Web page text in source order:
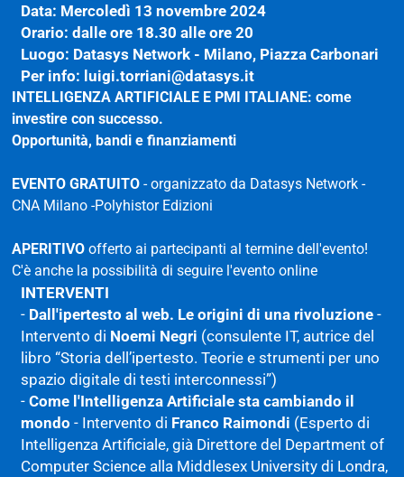
Data: Mercoledì 13 novembre 2024
Orario: dalle ore 18.30 alle ore 20
Luogo: Datasys Network - Milano, Piazza Carbonari
Per info: luigi.torriani@datasys.it
INTELLIGENZA ARTIFICIALE E PMI ITALIANE: come
investire con successo.
Opportunità, bandi e finanziamenti
EVENTO GRATUITO - organizzato da Datasys Network -
CNA Milano -Polyhistor Edizioni
APERITIVO offerto ai partecipanti al termine dell'evento!
C'è anche la possibilità di seguire l'evento online
INTERVENTI
- Dall'ipertesto al web. Le origini di una rivoluzione -
Intervento di Noemi Negri (consulente IT, autrice del
libro “Storia dell’ipertesto. Teorie e strumenti per uno
spazio digitale di testi interconnessi”)
- Come l'Intelligenza Artificiale sta cambiando il
mondo - Intervento di Franco Raimondi (Esperto di
Intelligenza Artificiale, già Direttore del Department of
Computer Science alla Middlesex University di Londra,